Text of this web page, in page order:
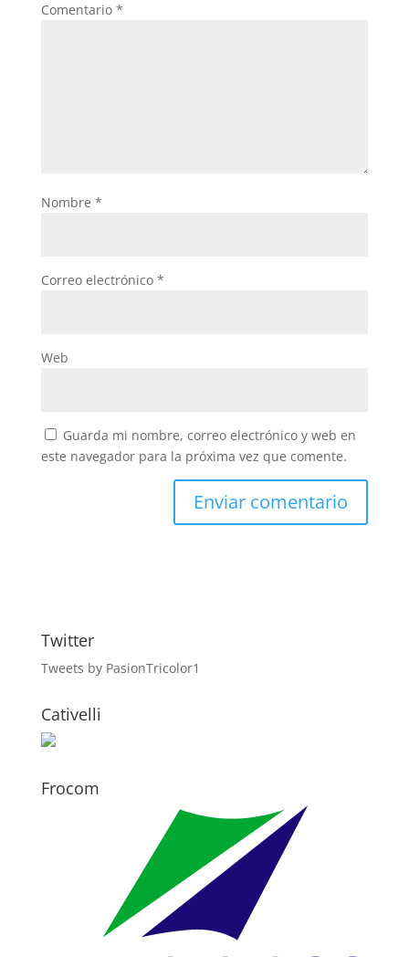
Comentario *
Nombre *
Correo electrónico *
Web
Guarda mi nombre, correo electrónico y web en
este navegador para la próxima vez que comente.
Twitter
Tweets by PasionTricolor1
Cativelli
Frocom